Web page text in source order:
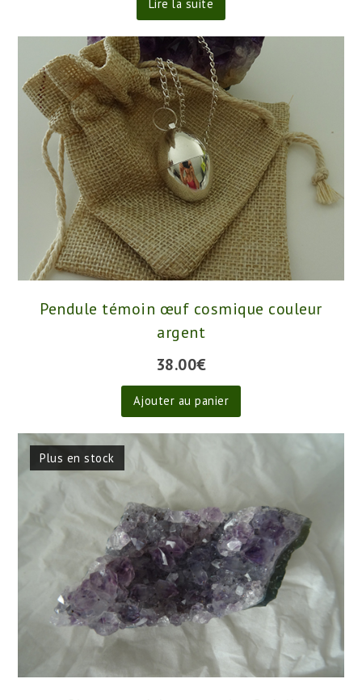
Lire la suite
Pendule témoin œuf cosmique couleur
argent
38.00€
Ajouter au panier
Plus en stock